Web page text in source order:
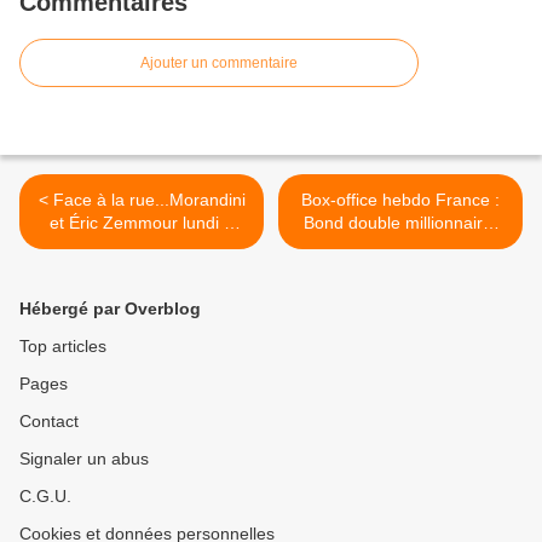
Ajouter un commentaire
< Face à la rue...Morandini
et Éric Zemmour lundi à
Drancy, en direct sur
Box-office hebdo France :
Bond double millionnaire,
Eiffel largement en tête des
Hébergé par Overblog
Top articles
Pages
Contact
Signaler un abus
C.G.U.
Cookies et données personnelles